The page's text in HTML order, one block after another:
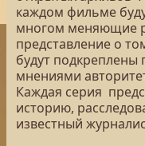
каждом фильме
многом меняющие
представление о
будут
мнениями
Каждая серия
историю,
известный